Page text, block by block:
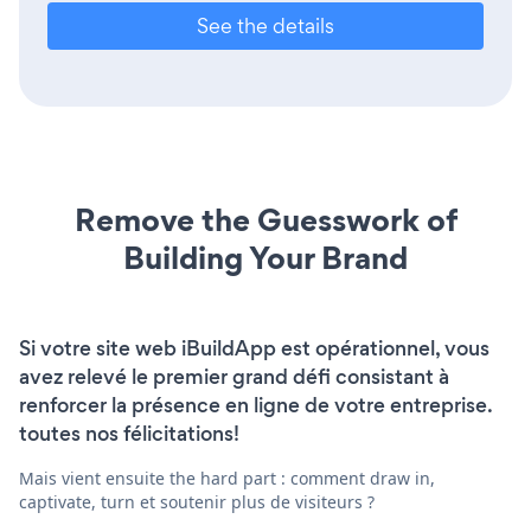
See the details
Remove the Guesswork of
Building Your Brand
Si votre site web iBuildApp est opérationnel, vous
avez relevé le premier grand défi consistant à
renforcer la présence en ligne de votre entreprise.
toutes nos félicitations!
Mais vient ensuite the hard part : comment draw in,
captivate, turn et soutenir plus de visiteurs ?